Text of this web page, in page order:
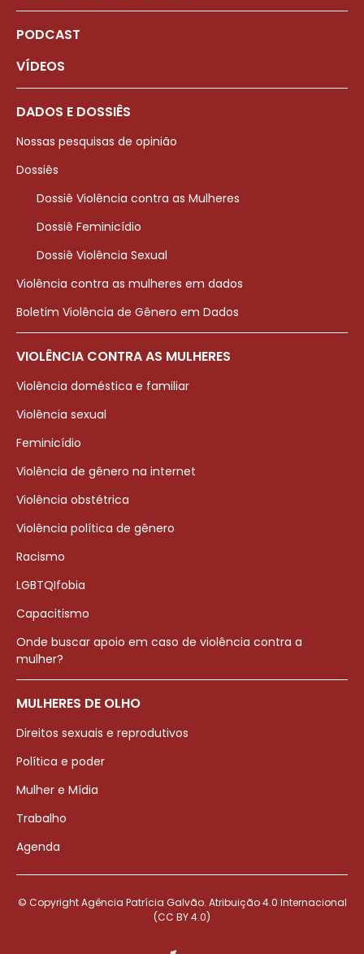
PODCAST
VÍDEOS
DADOS E DOSSIÊS
Nossas pesquisas de opinião
Dossiês
Dossiê Violência contra as Mulheres
Dossiê Feminicídio
Dossiê Violência Sexual
Violência contra as mulheres em dados
Boletim Violência de Gênero em Dados
VIOLÊNCIA CONTRA AS MULHERES
Violência doméstica e familiar
Violência sexual
Feminicídio
Violência de gênero na internet
Violência obstétrica
Violência política de gênero
Racismo
LGBTQIfobia
Capacitismo
Onde buscar apoio em caso de violência contra a
mulher?
MULHERES DE OLHO
Direitos sexuais e reprodutivos
Política e poder
Mulher e Mídia
Trabalho
Agenda
© Copyright Agência Patrícia Galvão. Atribuição 4.0 Internacional
(CC BY 4.0)